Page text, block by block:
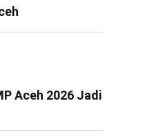
Aceh 2026 Jadi